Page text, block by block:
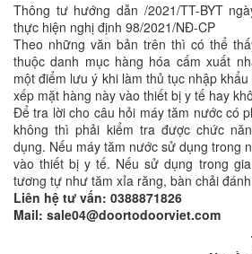
Thông tư hướng dẫn /2021/TT-BYT
thực hiện nghị định 98/2021/NĐ-CP
Theo những văn bản trên thì có thể
thuộc danh mục hàng hóa cấm xuất
một điểm lưu ý khi làm thủ tục nhập
xếp mặt hàng này vào thiết bị y tế hay
Để tra lời cho câu hỏi máy tăm nước có
không thì phải kiểm tra được chức
dụng. Nếu máy tăm nước sử dụng trong
vào thiết bị y tế. Nếu sử dụng trong
tương tự như tăm xỉa răng, bàn chải
Liên hệ tư vấn: 0388871826
Mail: sale04@doortodoorviet.com